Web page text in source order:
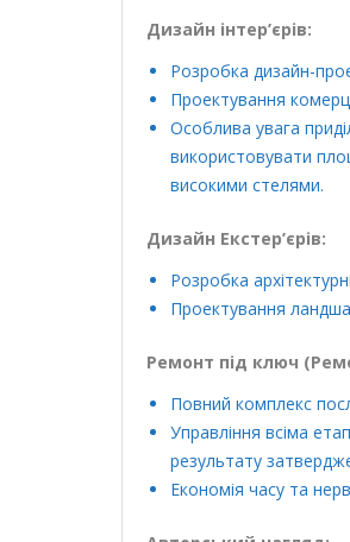
Дизайн інтер’єрів:
Розробка дизайн-
Проектування
Особлива увага
використовувати
високими стелями.
Дизайн Екстер’єрів:
Розробка
Проектування
Ремонт під ключ
Повний комплекс
Управління всіма
результату
Економія часу та